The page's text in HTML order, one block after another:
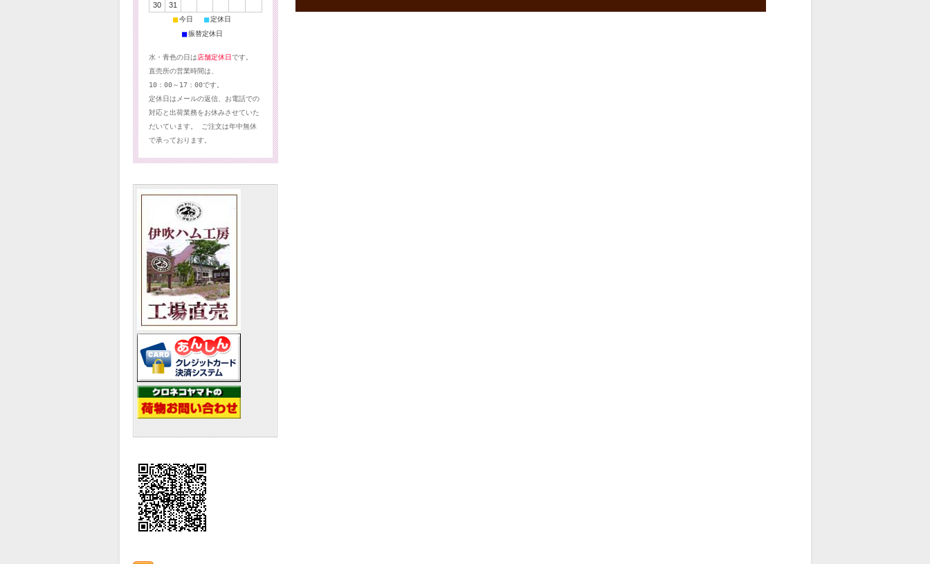
30
31
■今日 ■定休日
■ 振替定休日
水・青色の日は店舗定休日です。
直売所の営業時間は、
10：00～17：00です。
定休日はメールの返信、お電話での
対応と出荷業務をお休みさせていた
だいています。 ご注文は年中無休
で承っております。